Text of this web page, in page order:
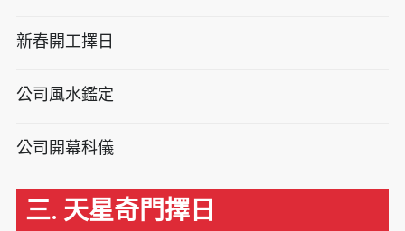
新春開工擇日
公司風水鑑定
公司開幕科儀
三. 天星奇門擇日